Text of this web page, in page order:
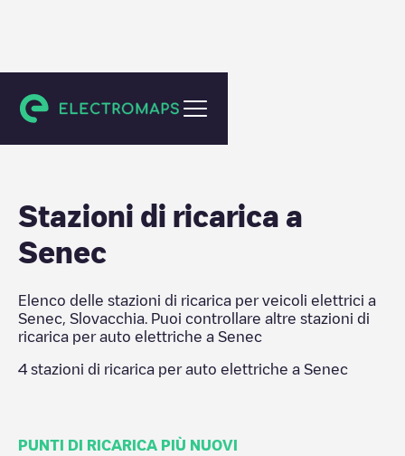
Senec
Stazioni di ricarica a
Senec
Elenco delle stazioni di ricarica per veicoli elettrici a
Senec Slovacchia . Puoi controllare altre stazioni di
ricarica per auto elettriche a Senec
4 stazioni di ricarica per auto elettriche a Senec
PUNTI DI RICARICA PIÙ NUOVI